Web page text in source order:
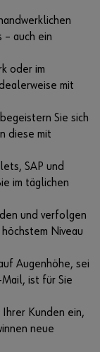
– auch ein
oder im
mit
Sie sich
diese mit
SAP und
im täglichen
und verfolgen
Niveau
Augenhöhe, sei
ist für Sie
Kunden ein,
neue